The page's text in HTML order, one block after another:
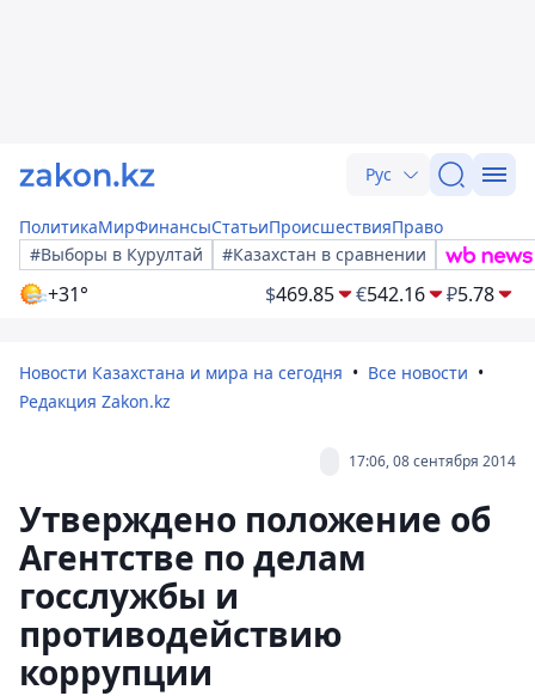
Рус
ПолитикаМирФинансыСтатьиПроисшествияПраво
#Выборы в Курултай
#Казахстан в сравнении
+31° $469.85 €542.16 ₽5.78
Новости Казахстана и мира на сегодня
Все новости
Редакция Zakon.kz
17:06, 08 сентября 2014
Утверждено положение об
Агентстве по делам
госслужбы и
противодействию
коррупции